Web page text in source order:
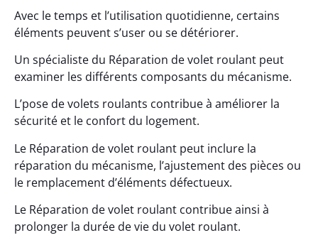
Avec le temps et l’utilisation quotidienne, certains
éléments peuvent s’user ou se détériorer.
Un spécialiste du Réparation de volet roulant peut
examiner les différents composants du mécanisme.
L’pose de volets roulants contribue à améliorer la
sécurité et le confort du logement.
Le Réparation de volet roulant peut inclure la
réparation du mécanisme, l’ajustement des pièces ou
le remplacement d’éléments défectueux.
Le Réparation de volet roulant contribue ainsi à
prolonger la durée de vie du volet roulant.